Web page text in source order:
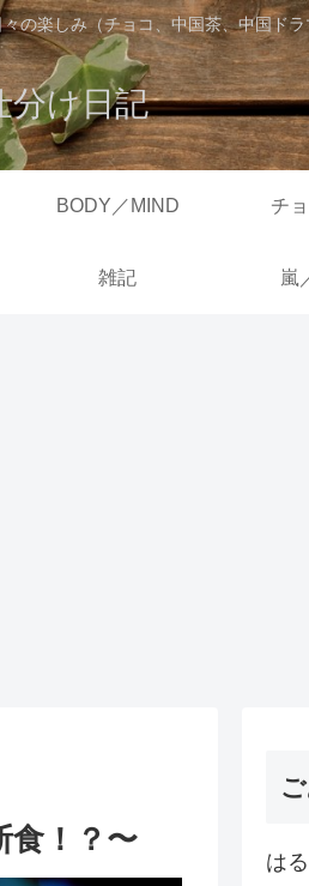
楽しみ（チョコ、中国茶、中国ドラ
分け日記
BODY／MIND チ
雑記 嵐
食！？〜
は